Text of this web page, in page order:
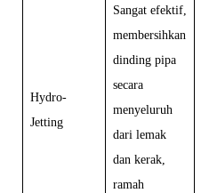
Hydro-
Jetting
Sangat efektif,
membersihkan
dinding pipa
secara
menyeluruh
dari lemak
dan kerak,
ramah